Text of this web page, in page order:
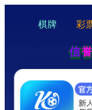
hello